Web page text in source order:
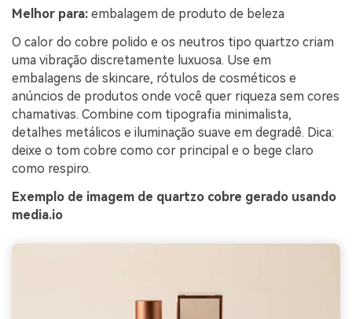
Melhor para: embalagem de produto de beleza
O calor do cobre polido e os neutros tipo quartzo criam
uma vibração discretamente luxuosa. Use em
embalagens de skincare, rótulos de cosméticos e
anúncios de produtos onde você quer riqueza sem cores
chamativas. Combine com tipografia minimalista,
detalhes metálicos e iluminação suave em degradê. Dica:
deixe o tom cobre como cor principal e o bege claro
como respiro.
Exemplo de imagem de quartzo cobre gerado usando
media.io